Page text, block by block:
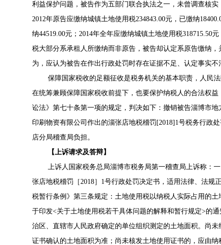
利益保护问题，被告作为五部门联合执法之一，未曾调查核
2012年原告应缴纳城镇土地使用税234843.00元，已缴纳
纳44519.00元；2014年全年应缴纳城镇土地使用税318715.50
税大部分系承租人所缴纳而非原告，被告却认定系原告缴纳
为，应认为被告在作出行政处罚时存在证据不足、认定事实不
保障国家税收的足额征收是税务机关的基本职责，人民
在统筹兼顾保障国家税收前提下，也要保护纳税人的合法权
讼法》第七十条第一项的规定，判决如下：撤销被告淄博市
印刷物资有限公司作出的淄张店地税稽罚[2018]1号税务行政
店分局稽查局负担。
【上诉请求及答辩】
上诉人国家税务总局淄博市税务局第一稽查局上诉称：
张店地税稽罚［2018］1号行政处罚决定书，适用法律、法
税暂行条例》第三条规定：土地使用税以纳税人实际占用的
于印发<关于土地使用税若干具体问题的解释和暂行规定>的
治区、直辖市人民政府确定的单位组织测定的土地面积。尚
证书确认的土地面积为准；尚未核发土地使用证书的，应由